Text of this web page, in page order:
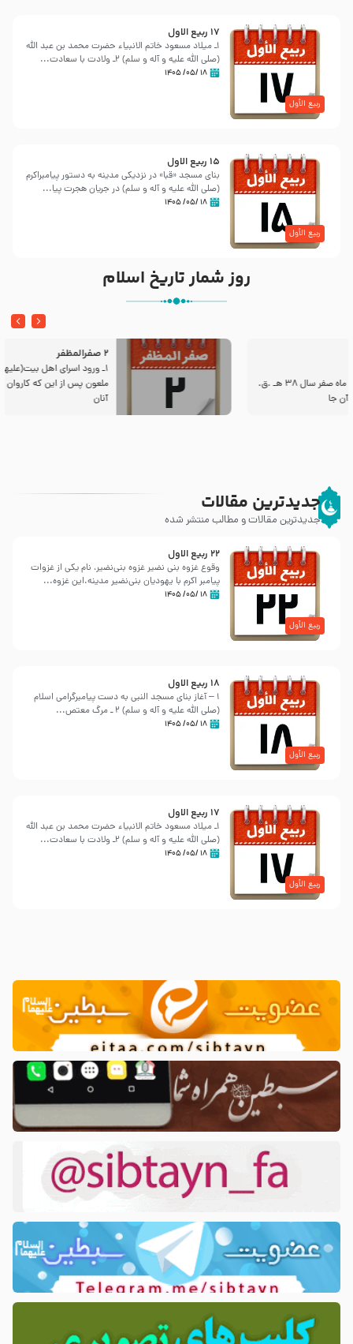
ربیع الأول
17 ربيع الاول
١ـ میلاد مسعود خاتم الانبیاء حضرت محمد بن عبد الله
‌(صلی الله علیه و آله و سلم) ٢ـ ولادت با سعادت...
۱۸ /۰۵/ ۱۴۰۵
ربیع الأول
15 ربيع الاول
بنای مسجد «قبا» در نزدیكی مدینه به دستور پیامبراكرم
(صلی الله علیه و آله و سلم) در جریان هجرت پیا...
۱۸ /۰۵/ ۱۴۰۵
روز شمار تاریخ اسلام
1ـ ورود اسراى اهل بیت‌(علیهم السلام) به مجلس یزید
ملعون پس از این كه كاروان اسیران وارد شام شدند،
آنان
جدیدترین مقالات
جدیدترین مقالات و مطالب منتشر شده
ربیع الأول
22 ربيع الاول
وقوع غزوه بنی نضیر غزوه بنی‌نضیر، نام یکی از غزوات
پیامبر اکرم با یهودیان بنی‌نضیر مدینه.این غزوه...
۱۸ /۰۵/ ۱۴۰۵
ربیع الأول
18 ربيع الاول
1 – آغاز بنای مسجد النبی به دست پیامبرگرامی اسلام
‌(صلی الله علیه و آله و سلم) 2 ـ مرگ معتص...
۱۸ /۰۵/ ۱۴۰۵
ربیع الأول
17 ربيع الاول
١ـ میلاد مسعود خاتم الانبیاء حضرت محمد بن عبد الله
‌(صلی الله علیه و آله و سلم) ٢ـ ولادت با سعادت...
۱۸ /۰۵/ ۱۴۰۵